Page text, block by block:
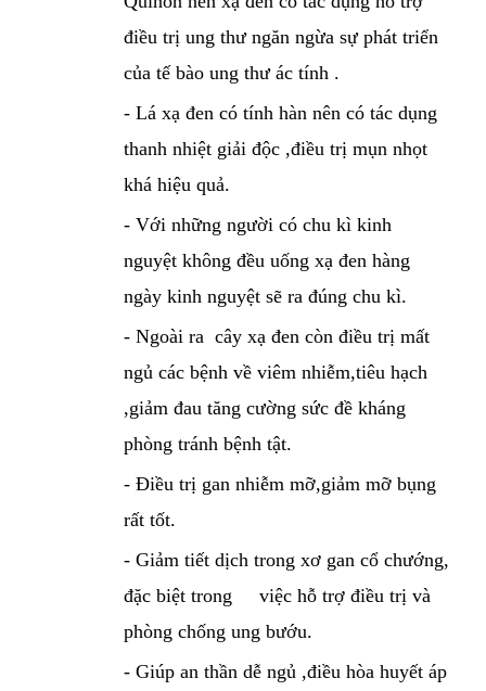
điều trị ung thư ngăn ngừa sự phát triển
của tế bào ung thư ác tính .
- Lá xạ đen có tính hàn nên có tác dụng
thanh nhiệt giải độc ,điều trị mụn nhọt
khá hiệu quả.
- Với những người có chu kì kinh
nguyệt không đều uống xạ đen hàng
ngày kinh nguyệt sẽ ra đúng chu kì.
- Ngoài ra cây xạ đen còn điều trị mất
ngủ các bệnh về viêm nhiễm,tiêu hạch
,giảm đau tăng cường sức đề kháng
phòng tránh bệnh tật.
- Điều trị gan nhiễm mỡ,giảm mỡ bụng
rất tốt.
- Giảm tiết dịch trong xơ gan cổ chướng,
đặc biệt trong việc hỗ trợ điều trị và
phòng chống ung bướu.
- Giúp an thần dễ ngủ ,điều hòa huyết áp